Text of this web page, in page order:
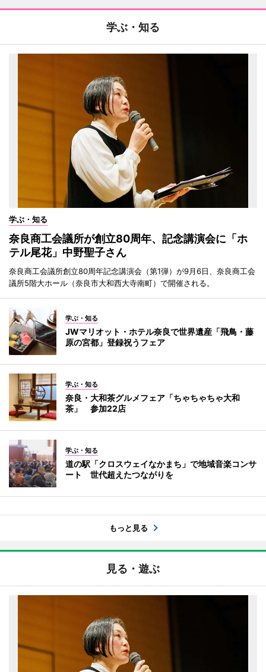
学ぶ・知る
学ぶ・知る
奈良商工会議所が創立80周年、記念講演会に「ホ
テル尾花」中野聖子さん
奈良商工会議所創立80周年記念講演会（第1弾）が9月6日、奈良商工会
議所5階大ホール（奈良市大和西大寺南町）で開催される。
学ぶ・知る
JWマリオット・ホテル奈良で世界遺産「飛鳥・藤
原の宮都」登録祝うフェア
学ぶ・知る
奈良・大和茶グルメフェア「ちゃちゃちゃ大和
茶」 参加22店
学ぶ・知る
道の駅「クロスウェイなかまち」で地域音楽コンサ
ート 世代超えたつながりを
もっと見る
見る・遊ぶ